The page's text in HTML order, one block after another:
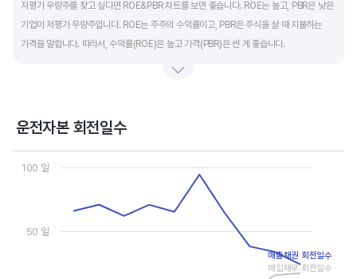
저평가 우량주를 찾고 싶다면 ROE&PBR 차트를 보면 좋습니다. ROE는 높고, PBR은 낮은
기업이 저평가 우량주입니다. ROE는 주주의 수익률이고, PBR은 주식을 살 때 지불하는
가격을 말합니다. 따라서, 수익률(ROE)은 높고 가격(PBR)은 싼 게 좋습니다.
운전자본 회전일수
Chart
Line chart with 3 lines.
The chart has 1 X axis displaying categories.
The chart has 2 Y axes displaying values, and values.
50 일
100 일
매출채권 회전일수
매입채무 회전일수